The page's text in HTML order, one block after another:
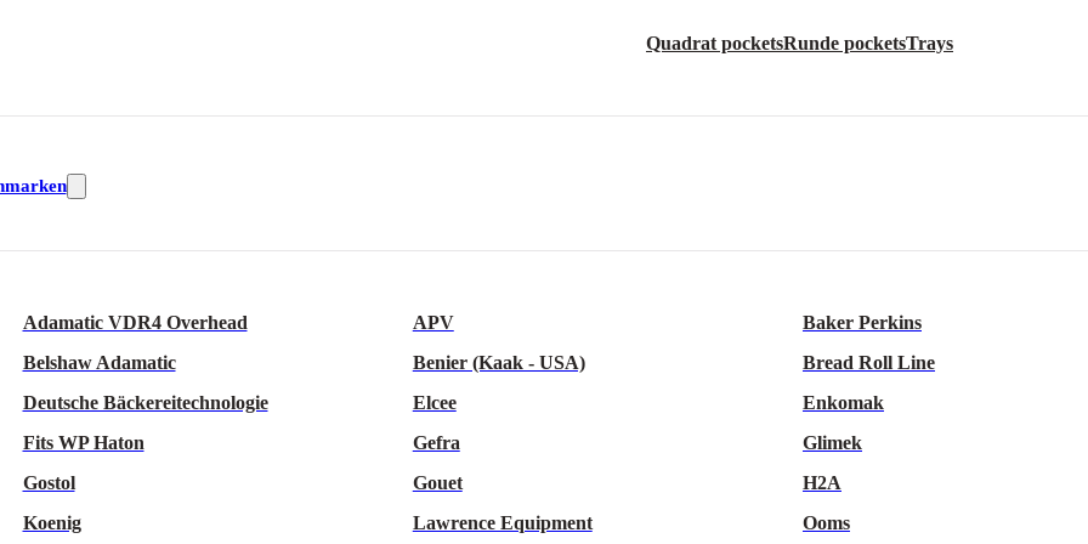
Quadrat pocketsRunde pocketsTrays
Adamatic VDR4 Overhead APV
Baker Perkins
Belshaw Adamatic
Benier (Kaak - USA)
Bread Roll Line
Deutsche Bäckereitechnologie
Elcee
Enkomak
Fits WP Haton
Gefra
Glimek
Gostol
Gouet
H2A
Koenig
Lawrence Equipment
Ooms